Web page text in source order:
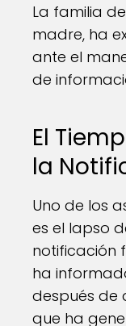
La familia
madre, ha
ante el
de
El
la
Uno de los
es el lapso
notificación
ha
después de
que ha